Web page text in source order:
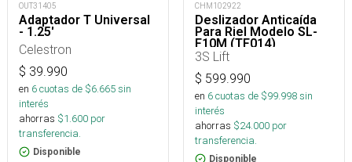
OUT31405
Adaptador T Universal
- 1.25'
Celestron
$ 39.990
en 6cuotas de $6.665sin
interés
ahorras $1.600 por
transferencia.
Disponible
CHM102922
Deslizador Anticaída
Para Riel Modelo SL-
F10M (TF014)
3S Lift
$ 599.990
en 6cuotas de $99.998sin
interés
ahorras $24.000 por
transferencia.
Disponible